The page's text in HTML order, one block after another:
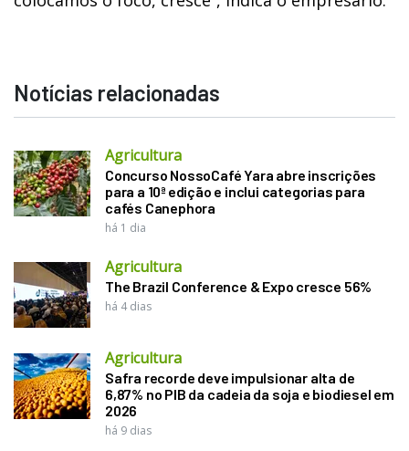
Notícias relacionadas
Agricultura
Concurso NossoCafé Yara abre inscrições
para a 10ª edição e inclui categorias para
cafés Canephora
há 1 dia
Agricultura
The Brazil Conference & Expo cresce 56%
há 4 dias
Agricultura
Safra recorde deve impulsionar alta de
6,87% no PIB da cadeia da soja e biodiesel em
2026
há 9 dias